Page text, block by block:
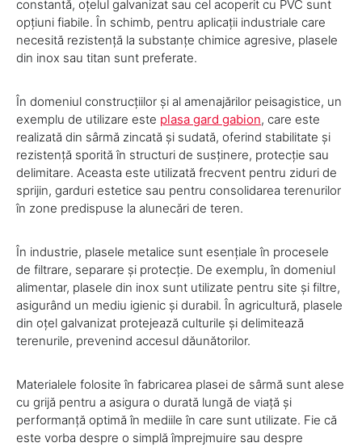
constantă, oțelul galvanizat sau cel acoperit cu PVC sunt
opțiuni fiabile. În schimb, pentru aplicații industriale care
necesită rezistență la substanțe chimice agresive, plasele
din inox sau titan sunt preferate.
În domeniul construcțiilor și al amenajărilor peisagistice, un
exemplu de utilizare este plasa gard gabion, care este
realizată din sârmă zincată și sudată, oferind stabilitate și
rezistență sporită în structuri de susținere, protecție sau
delimitare. Aceasta este utilizată frecvent pentru ziduri de
sprijin, garduri estetice sau pentru consolidarea terenurilor
în zone predispuse la alunecări de teren.
În industrie, plasele metalice sunt esențiale în procesele
de filtrare, separare și protecție. De exemplu, în domeniul
alimentar, plasele din inox sunt utilizate pentru site și filtre,
asigurând un mediu igienic și durabil. În agricultură, plasele
din oțel galvanizat protejează culturile și delimitează
terenurile, prevenind accesul dăunătorilor.
Materialele folosite în fabricarea plasei de sârmă sunt alese
cu grijă pentru a asigura o durată lungă de viață și
performanță optimă în mediile în care sunt utilizate. Fie că
este vorba despre o simplă împrejmuire sau despre